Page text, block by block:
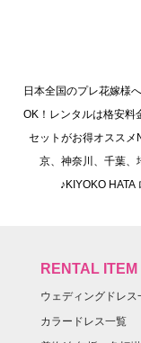
日本全国のプレ花嫁様
OK！レンタルは格安料
セットがお得オススメ
京、神奈川、千葉、
♪KIYOKO HATA
RENTAL ITEM
ウェディングドレス
カラードレス一覧